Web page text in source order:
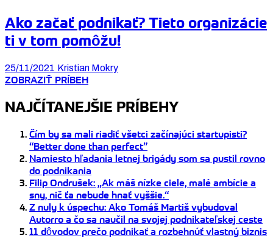
Ako začať podnikať? Tieto organizácie
ti v tom pomôžu!
25/11/2021 Kristian Mokry
ZOBRAZIŤ PRÍBEH
NAJČÍTANEJŠIE PRÍBEHY
Čím by sa mali riadiť všetci začínajúci startupisti?
“Better done than perfect”
Namiesto hľadania letnej brigády som sa pustil rovno
do podnikania
Filip Ondrušek: „Ak máš nízke ciele, malé ambície a
sny, nič ťa nebude hnať vyššie.“
Z nuly k úspechu: Ako Tomáš Martiš vybudoval
Autorro a čo sa naučil na svojej podnikateľskej ceste
11 dôvodov prečo podnikať a rozbehnúť vlastný biznis